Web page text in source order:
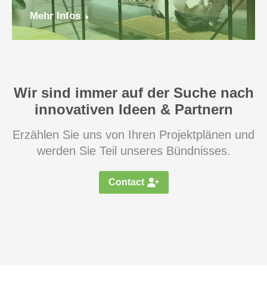
Mehr Infos
Wir sind immer auf der Suche nach
innovativen Ideen & Partnern
Erzählen Sie uns von Ihren Projektplänen und
werden Sie Teil unseres Bündnisses.
Contact